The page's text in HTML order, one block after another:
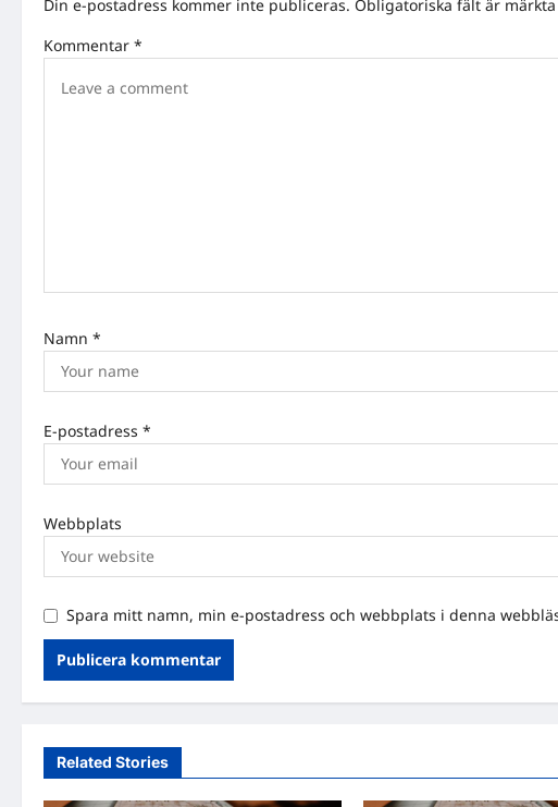
a
v
o
n
Din e-postadress kommer inte publiceras. Obligatoriska fält är märkta
Kommentar *
Namn *
E-postadress *
Webbplats
Spara mitt namn, min e-postadress och webbplats i denna
Related Stories